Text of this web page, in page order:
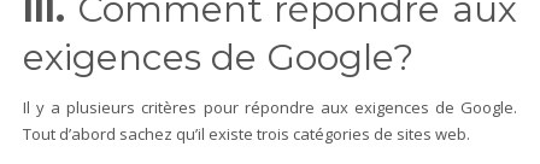
exigences de Google?
Il y a plusieurs critères pour répondre aux exigences de Google.
Tout d’abord sachez qu’il existe trois catégories de sites web.